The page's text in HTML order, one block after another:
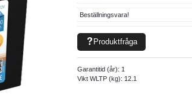
Beställningsvara!
Produktfråga
Garantitid (år): 1
Vikt WLTP (kg): 12.1